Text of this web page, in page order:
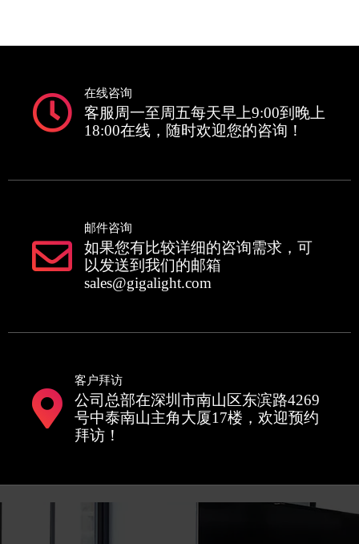
在线咨询
客服周一至周五每天早上9:00到晚上
18:00在线，随时欢迎您的咨询！
邮件咨询
如果您有比较详细的咨询需求，可
以发送到我们的邮箱
sales@gigalight.com
客户拜访
公司总部在深圳市南山区东滨路4269
号中泰南山主角大厦17楼，欢迎预约
拜访！